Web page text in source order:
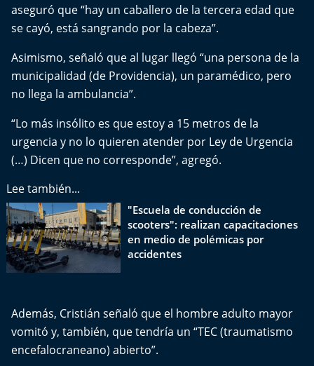
La Ruta del Pulsar
Psicología Abierta
Impacto Tecnológico
Sesiones Dieciocheras
Expreso PM
Conecta Vida
El Mejor País de Chile
Te invito a tomar once
Especiales
aseguró que “hay un caballero de la tercera edad que
se cayó, está sangrando por la cabeza”.
Asimismo, señaló que al lugar llegó “una persona de la
municipalidad (de Providencia), un paramédico, pero
no llega la ambulancia”.
“Lo más insólito es que estoy a 15 metros de la
urgencia y no lo quieren atender por Ley de Urgencia
(…) Dicen que no corresponde”, agregó.
Lee también...
"Escuela de conducción de
scooters": realizan capacitaciones
en medio de polémicas por
accidentes
Además, Cristián señaló que el hombre adulto mayor
vomitó y, también, que tendría un “TEC (traumatismo
encefalocraneano) abierto”.